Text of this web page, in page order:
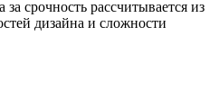
за срочность рассчитывается из
дизайна и сложности